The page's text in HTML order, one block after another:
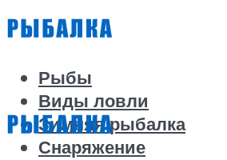
Рыбы
Виды ловли
Зимняя рыбалка
Снаряжение